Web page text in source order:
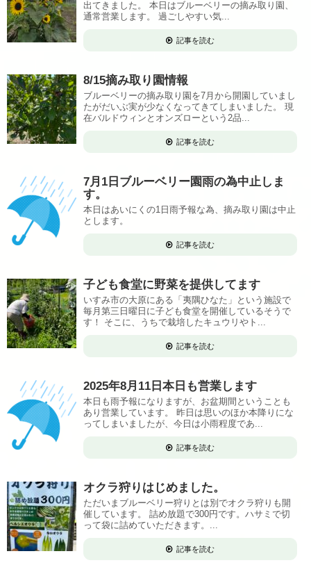
出てきました。 本日はブルーベリーの摘み取り園、
通常営業します。 過ごしやすい気...
記事を読む
8/15摘み取り園情報
ブルーベリーの摘み取り園を7月から開園していまし
たがだいぶ実が少なくなってきてしまいました。 現
在バルドウィンとオンズローという2品...
記事を読む
7月1日ブルーベリー園雨の為中止しま
す。
本日はあいにくの1日雨予報な為、摘み取り園は中止
とします。
記事を読む
子ども食堂に野菜を提供してます
いすみ市の大原にある「夷隅ひなた」という施設で
毎月第三日曜日に子ども食堂を開催しているそうで
す！ そこに、うちで栽培したキュウリやト...
記事を読む
2025年8月11日本日も営業します
本日も雨予報になりますが、お盆期間ということも
あり営業しています。 昨日は思いのほか本降りにな
ってしまいましたが、今日は小雨程度であ...
記事を読む
オクラ狩りはじめました。
ただいまブルーベリー狩りとは別でオクラ狩りも開
催しています。 詰め放題で300円です。ハサミで切
って袋に詰めていただきます。...
記事を読む